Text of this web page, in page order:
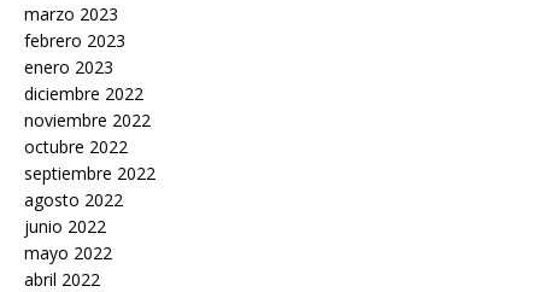
marzo 2023
febrero 2023
enero 2023
diciembre 2022
noviembre 2022
octubre 2022
septiembre 2022
agosto 2022
junio 2022
mayo 2022
abril 2022